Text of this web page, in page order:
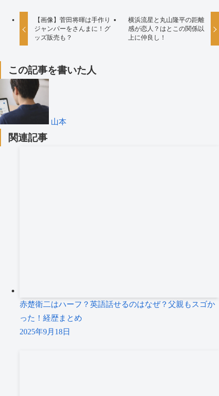
【画像】菅田将暉は手作り
ジャンパーをさんまに！グ
ッズ販売も？
横浜流星と丸山隆平の距離
感が恋人？はとこの関係以
上に仲良し！
この記事を書いた人
山本
関連記事
赤楚衛二はハーフ？英語話せるのはなぜ？父親もスゴか
った！経歴まとめ
2025年9月18日